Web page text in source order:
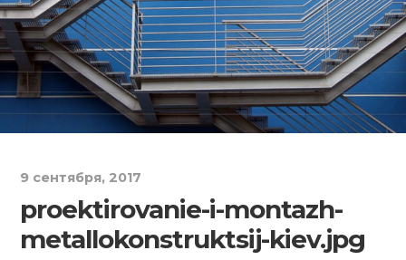
9 сентября, 2017
proektirovanie-i-montazh-
metallokonstruktsij-kiev.jpg